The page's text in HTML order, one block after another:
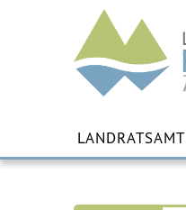
Landkreis
Regen
LANDRATSAMT